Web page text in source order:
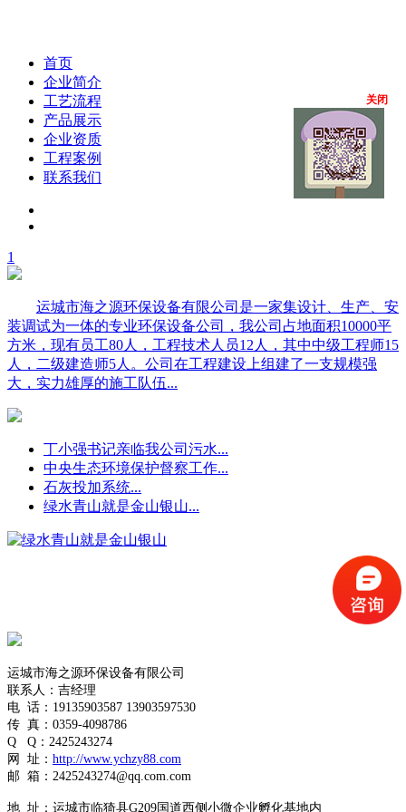
首页
企业简介
工艺流程
产品展示
企业资质
工程案例
联系我们
1
运城市海之源环保设备有限公司是一家集设计、生产、安
装调试为一体的专业环保设备公司，我公司占地面积10000平
方米，现有员工80人，工程技术人员12人，其中中级工程师15
人，二级建造师5人。公司在工程建设上组建了一支规模强
大，实力雄厚的施工队伍...
丁小强书记亲临我公司污水...
中央生态环境保护督察工作...
石灰投加系统...
绿水青山就是金山银山...
运城市海之源环保设备有限公司
联系人：吉经理
电 话：19135903587 13903597530
传 真：0359-4098786
Q Q ： 2425243274
网 址： http://www.ychzy88.com
邮 箱： 2425243274@qq.com.com
地 址：运城市临猗县G209国道西侧小微企业孵化基地内
关闭